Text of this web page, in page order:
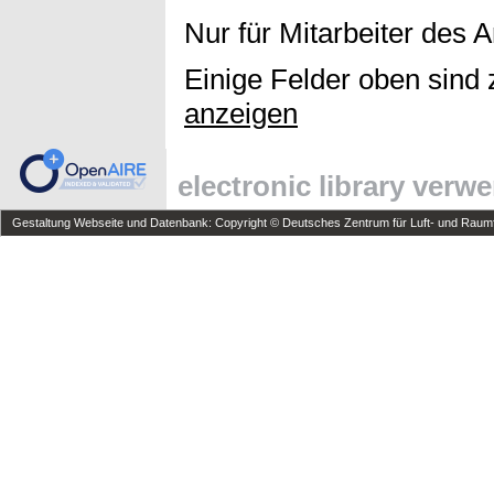
Nur für Mitarbeiter des
Einige Felder oben
anzeigen
electronic library
Gestaltung Webseite und Datenbank: Copyright © Deutsches Zentrum für Luft- und